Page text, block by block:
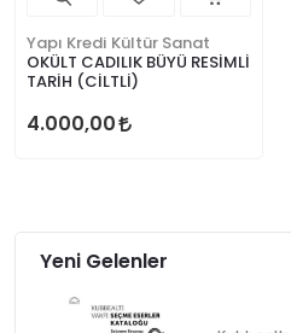
Yapı Kredi Kültür Sanat
OKÜLT CADILIK BÜYÜ RESİMLİ
TARİH (CİLTLİ)
4.000,00
Yeni Gelenler